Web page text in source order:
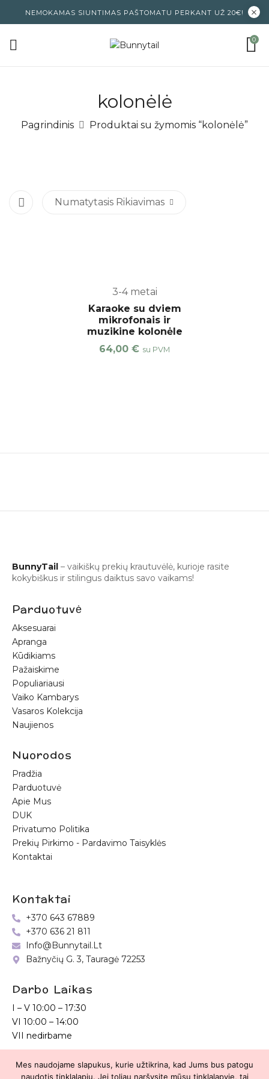
NEMOKAMAS SIUNTIMAS PAŠTOMATU PERKANT UŽ 20€!
0
kolonėlė
Pagrindinis Produktai su žymomis “kolonėlė”
Numatytasis Rikiavimas
3-4 metai
Karaoke su dviem
mikrofonais ir
muzikine kolonėle
64,00 € su PVM
BunnyTail – vaikiškų prekių krautuvėlė, kurioje rasite
kokybiškus ir stilingus daiktus savo vaikams!
Parduotuvė
Aksesuarai
Apranga
Kūdikiams
Pažaiskime
Populiariausi
Vaiko Kambarys
Vasaros Kolekcija
Naujienos
Nuorodos
Pradžia
Parduotuvė
Apie Mus
DUK
Privatumo Politika
Prekių Pirkimo - Pardavimo Taisyklės
Kontaktai
Kontaktai
+370 643 67889
+370 636 21 811
Info@bunnytail.lt
Bažnyčių G. 3, Tauragė 72253
Darbo Laikas
I – V 10:00 – 17:30
VI 10:00 – 14:00
VII nedirbame
Bunnytail.lt| Copyright 2026 | Svetainė sukurtaMyra.lt
Mes naudojame slapukus, kurie užtikrina, kad Jums bus patogu
naudotis tinklalapiu. Jei toliau naršysite mūsų tinklalapyje, tai